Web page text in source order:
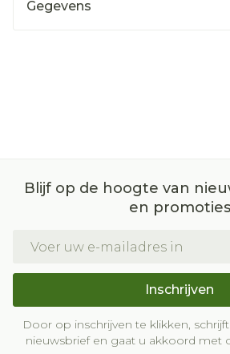
Gegevens
Blijf op de hoogte van
en promoties
Inschrijven
Door op inschrijven te klikken,
nieuwsbrief en gaat u akkoord met